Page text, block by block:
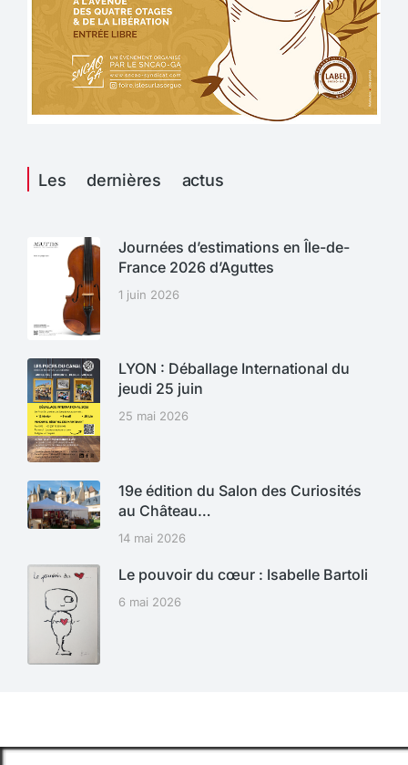
Les dernières actus
Journées d’estimations en Île-de-
France 2026 d’Aguttes
1 juin 2026
LYON : Déballage International du
jeudi 25 juin
25 mai 2026
19e édition du Salon des Curiosités
au Château…
14 mai 2026
Le pouvoir du cœur : Isabelle Bartoli
6 mai 2026